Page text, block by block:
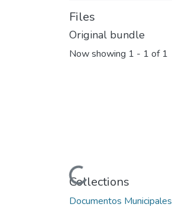
Files
Original bundle
Now showing 1 - 1 of 1
Loading...Collections
Documentos Municipales